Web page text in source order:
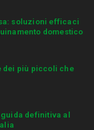
soluzioni efficaci
domestico
dei più piccoli che
definitiva al